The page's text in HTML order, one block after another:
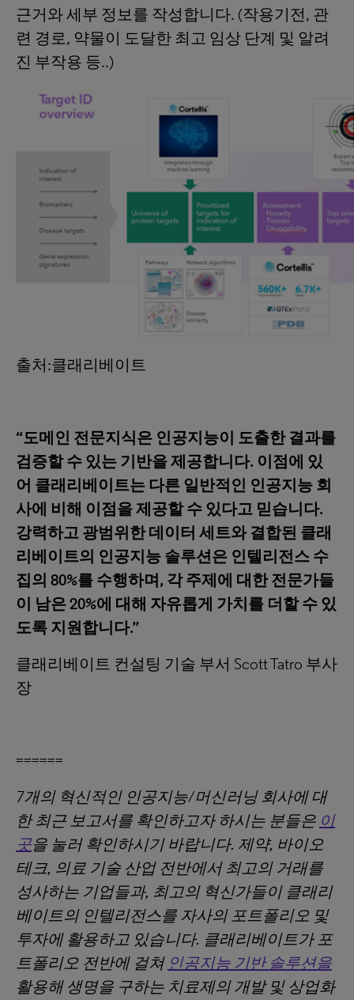
근거와 세부 정보를 작성합니다. (작용기전, 관
련 경로, 약물이 도달한 최고 임상 단계 및 알려
진 부작용 등..)
출처:클래리베이트
“도메인 전문지식은 인공지능이 도출한 결과를
검증할 수 있는 기반을 제공합니다. 이점에 있
어 클래리베이트는 다른 일반적인 인공지능 회
사에 비해 이점을 제공할 수 있다고 믿습니다.
강력하고 광범위한 데이터 세트와 결합된 클래
리베이트의 인공지능 솔루션은 인텔리전스 수
집의 80%를 수행하며, 각 주제에 대한 전문가들
이 남은 20%에 대해 자유롭게 가치를 더할 수 있
도록 지원합니다.”
클래리베이트 컨설팅 기술 부서 Scott Tatro 부사
장
======
7개의 혁신적인 인공지능/머신러닝 회사에 대
한 최근 보고서를 확인하고자 하시는 분들은 이
곳을 눌러 확인하시기 바랍니다. 제약, 바이오
테크, 의료 기술 산업 전반에서 최고의 거래를
성사하는 기업들과, 최고의 혁신가들이 클래리
베이트의 인텔리전스를 자사의 포트폴리오 및
투자에 활용하고 있습니다. 클래리베이트가 포
트폴리오 전반에 걸쳐 인공지능 기반 솔루션을
활용해 생명을 구하는 치료제의 개발 및 상업화